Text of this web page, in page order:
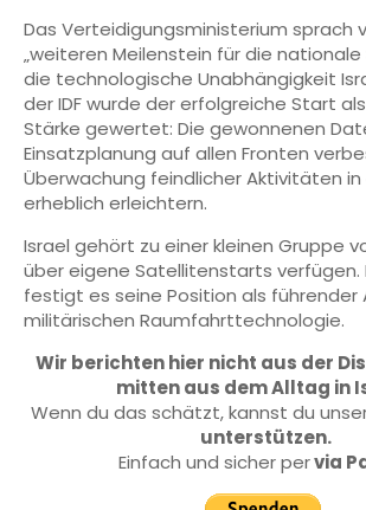
Das Verteidigungsministerium sprach
„weiteren Meilenstein für die
die technologische Unabhängigkeit
der IDF wurde der erfolgreiche Start
Stärke gewertet: Die gewonnenen
Einsatzplanung auf allen Fronten
Überwachung feindlicher Aktivitäten in
erheblich erleichtern.
Israel gehört zu einer kleinen Gruppe
über eigene Satellitenstarts verfügen.
festigt es seine Position als führender
militärischen Raumfahrttechnologie.
Wir berichten hier nicht aus der
mitten aus dem Alltag in
Wenn du das schätzt, kannst du
unterstützen.
Einfach und sicher pervia